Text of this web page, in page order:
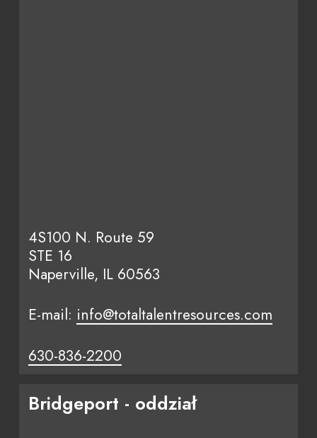
4S100 N. Route 59
STE 16
Naperville, IL 60563
E-mail: info@totaltalentresources.com
630-836-2200
Bridgeport - oddział